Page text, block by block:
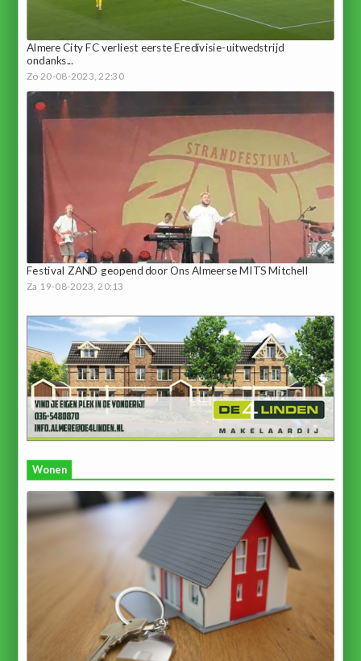
Almere City FC verliest eerste Eredivisie-uitwedstrijd
ondanks...
Zo 20-08-2023, 22:30
Festival ZAND geopend door Ons Almeerse MITS Mitchell
Za 19-08-2023, 20:13
Wonen